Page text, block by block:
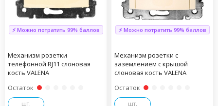
⚡ Можно потратить 99% баллов
Механизм розетки
телефонной RJ11 слоновая
кость VALENA
Остаток
шт.
⚡ Можно потратить 99% баллов
Механизм розетки с
заземлением с крышой
слоновая кость VALENA
Остаток
шт.